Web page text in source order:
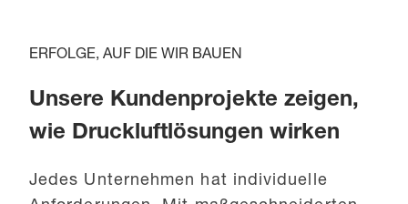
ERFOLGE, AUF DIE WIR BAUEN
Unsere Kundenprojekte zeigen,
wie Druckluftlösungen wirken
Jedes Unternehmen hat individuelle